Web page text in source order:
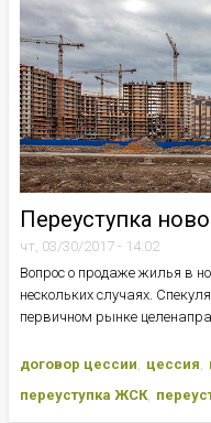
Переуступка
чт, 03/30/2017 - 14:02
Вопрос о продаже жилья в
нескольких случаях.
первичном рынке
договор цессии цессия
переуступка ЖСК